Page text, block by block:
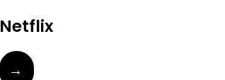
Netflix
→